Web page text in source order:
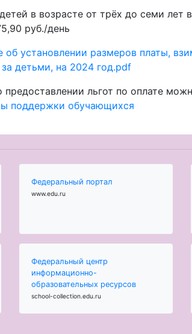
в возрасте от трёх до семи лет
руб./день
об установлении размеров платы,
детьми, на 2024 год.pdf
льгот по оплате
поддержки обучающихся
Федеральный портал
www.edu.ru
Федеральный центр
информационно-
образовательных ресурсов
school-collection.edu.ru